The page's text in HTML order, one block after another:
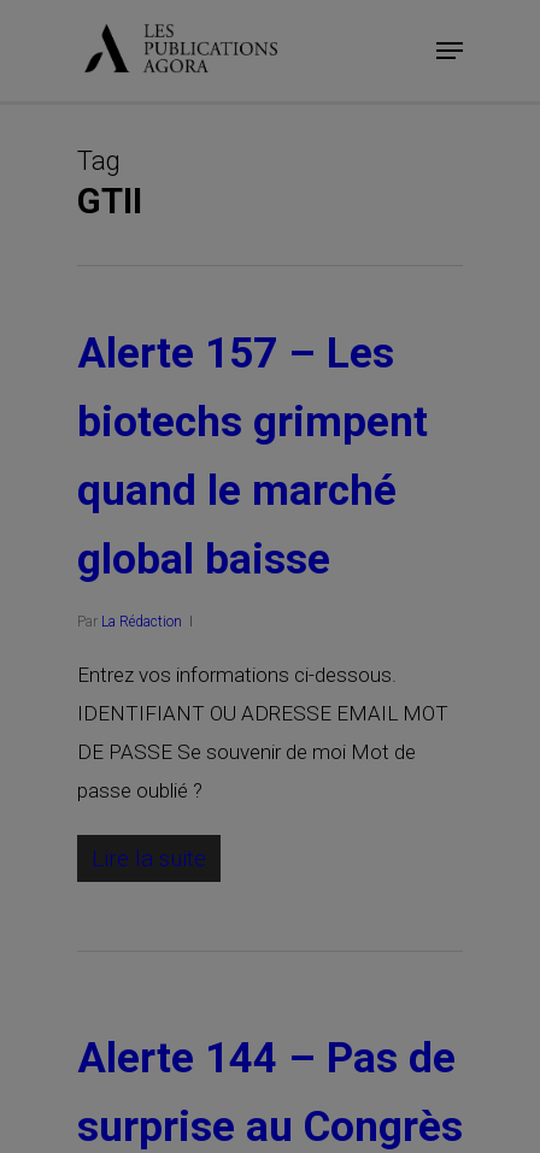
Menu
Tag
GTII
Alerte 157 – Les
biotechs grimpent
quand le marché
global baisse
Par La Rédaction
Entrez vos informations ci-dessous.
IDENTIFIANT OU ADRESSE EMAIL MOT
DE PASSE Se souvenir de moi Mot de
passe oublié ?
Lire la suite
Alerte 144 – Pas de
surprise au Congrès